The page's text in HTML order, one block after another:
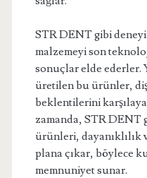
STR DENT gibi
malzemeyi son
sonuçlar elde ederler.
üretilen bu ürünler,
beklentilerini
zamanda, STR DENT
ürünleri,
plana çıkar, böylece
memnuniyet sunar.